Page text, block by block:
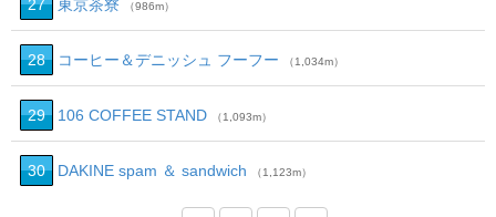
27 東京茶寮 （986m）
28 コーヒー＆デニッシュ フーフー （1,034m）
29 106 COFFEE STAND （1,093m）
30 DAKINE spam ＆ sandwich （1,123m）